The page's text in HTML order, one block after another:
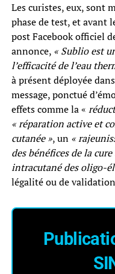
Les curistes, eux, sont
phase de test, et avant
post Facebook officiel
annonce, « Sublio est
l’efficacité de l’eau
à présent déployée
message, ponctué
effets comme la «
« réparation active et
cutanée », un «
des bénéfices de la cure
intracutané des oligo-
légalité ou de